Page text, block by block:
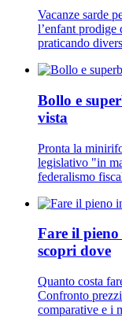
Vacanze sarde
l’enfant prodige
praticando
Bollo e
vista
Pronta la
legislativo "in
federalismo
Fare il pieno
scopri dove
Quanto costa
Confronto
comparative e i